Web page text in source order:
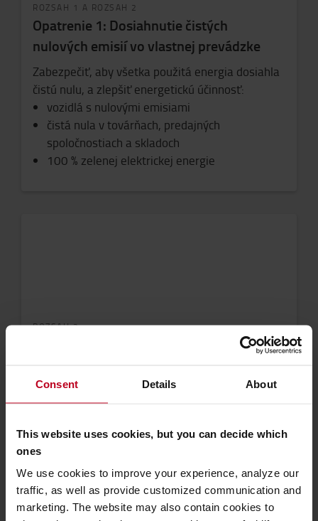
Consent Details About
This website uses cookies, but you can decide which
ones
We use cookies to improve your experience, analyze our
traffic, as well as provide customized communication and
marketing. The website may also contain cookies to
ROZSAH 1 A ROZSAH 2
Opatrenie 1: Dosiahnutie čistých
nulových emisií vo vlastnej prevádzke
Zabezpečiť, aby všetka použitá energia dosiahla
čistú nulu, a zlepšiť energetickú účinnosť:
vozidlá s nulovými emisiami
čistá nula v továrňach, predajných
spoločnostiach a skladoch
100 % zelenej elektrickej energie
ROZSAH 3
Opatrenie 2: Zníženie významných emisií
emisiami CO2e:
prechod na recyklovanú a ekologickú oceľ
emisiami CO2e